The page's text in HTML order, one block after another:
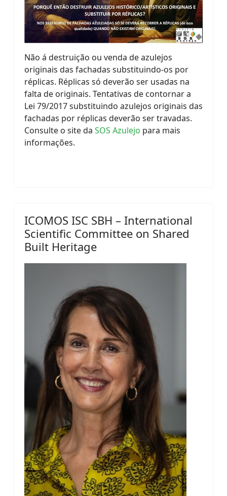
Não á destruição ou venda de azulejos
originais das fachadas substituindo-os por
réplicas. Réplicas só deverão ser usadas na
falta de originais. Tentativas de contornar a
Lei 79/2017 substituindo azulejos originais das
fachadas por réplicas deverão ser travadas.
Consulte o site da SOS Azulejo para mais
informações.
ICOMOS ISC SBH – International
Scientific Committee on Shared
Built Heritage